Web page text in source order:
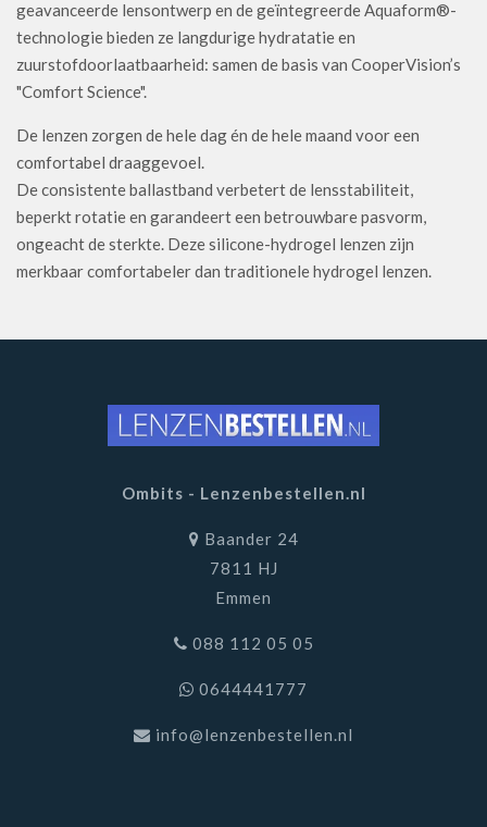
geavanceerde lensontwerp en de geïntegreerde Aquaform®-
technologie bieden ze langdurige hydratatie en
zuurstofdoorlaatbaarheid: samen de basis van CooperVision’s
"Comfort Science".
De lenzen zorgen de hele dag én de hele maand voor een
comfortabel draaggevoel.
De consistente ballastband verbetert de lensstabiliteit,
beperkt rotatie en garandeert een betrouwbare pasvorm,
ongeacht de sterkte. Deze silicone-hydrogel lenzen zijn
merkbaar comfortabeler dan traditionele hydrogel lenzen.
Ombits - Lenzenbestellen.nl
Baander 24
7811 HJ
Emmen
088 112 05 05
0644441777
info@lenzenbestellen.nl